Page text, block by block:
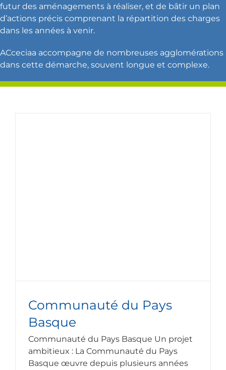
futur des aménagements à réaliser, et de bâtir un plan
d’actions précis comprenant la répartition des charges
dans les années à venir.
ACceciaa accompagne de nombreuses agglomérations
dans cette démarche, souvent longue et complexe.
Communauté du Pays
Basque
Communauté du Pays Basque Un projet
ambitieux : La Communauté du Pays
Basque œuvre depuis plusieurs années